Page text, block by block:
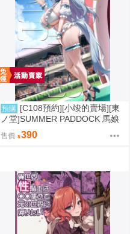
預購 [C108預約][小竣的賣場][東
ノ堂]SUMMER PADDOCK 馬娘
同人誌id=3787232
售價 390